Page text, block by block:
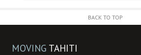
BACK TO TOP
MOVING TAHITI